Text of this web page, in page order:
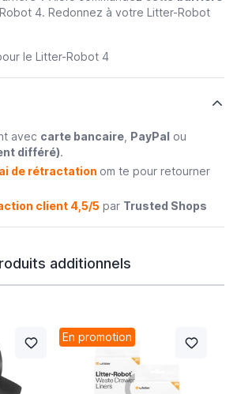
4. Redonnez à votre Litter-Robot
le Litter-Robot 4
avec carte bancaire, PayPal ou
différé).
de rétractation om te pour retourner
client 4,5/5par Trusted Shops
additionnels
En promotion